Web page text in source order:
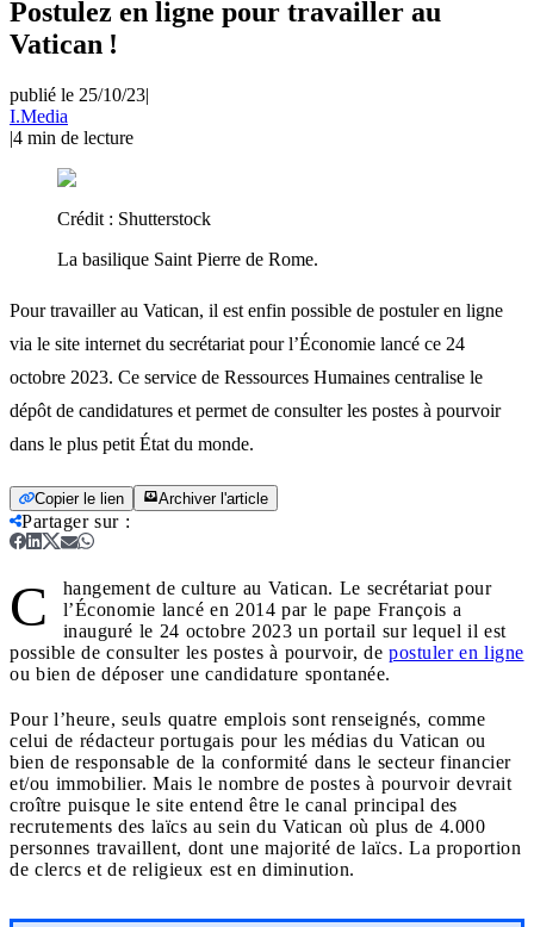
Postulez en ligne pour travailler au
Vatican !
publié le 25/10/23|
I.Media
|4 min de lecture
Crédit : Shutterstock
La basilique Saint Pierre de Rome.
Pour travailler au Vatican, il est enfin possible de postuler en ligne
via le site internet du secrétariat pour l’Économie lancé ce 24
octobre 2023. Ce service de Ressources Humaines centralise le
dépôt de candidatures et permet de consulter les postes à pourvoir
dans le plus petit État du monde.
Copier le lien Archiver l'article
Partager sur:
C
hangement de culture au Vatican. Le secrétariat pour
l’Économie lancé en 2014 par le pape François a
inauguré le 24 octobre 2023 un portail sur lequel il est
possible de consulter les postes à pourvoir, de postuler en ligne
ou bien de déposer une candidature spontanée.
Pour l’heure, seuls quatre emplois sont renseignés, comme
celui de rédacteur portugais pour les médias du Vatican ou
bien de responsable de la conformité dans le secteur financier
et/ou immobilier. Mais le nombre de postes à pourvoir devrait
croître puisque le site entend être le canal principal des
recrutements des laïcs au sein du Vatican où plus de 4.000
personnes travaillent, dont une majorité de laïcs. La proportion
de clercs et de religieux est en diminution.